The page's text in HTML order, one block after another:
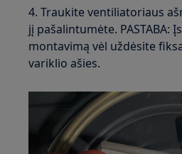
4. Traukite ventiliatoriaus
jį pašalintumėte. PASTABA:
montavimą vėl uždėsite
variklio ašies.